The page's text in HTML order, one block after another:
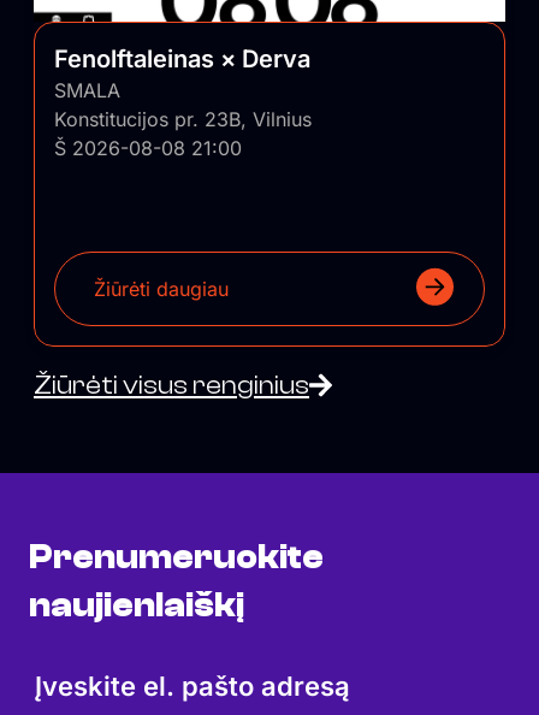
Fenolftaleinas × Derva
SMALA
Konstitucijos pr. 23B, Vilnius
Š 2026-08-08 21:00
Žiūrėti daugiau
Žiūrėti visus renginius
Prenumeruokite
naujienlaiškį